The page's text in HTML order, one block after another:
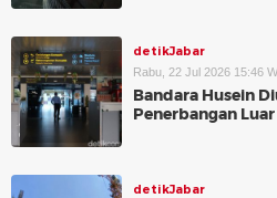
detikJabar
Rabu, 22 Jul 2026 15:46
Bandara Husein
Penerbangan
detikJabar